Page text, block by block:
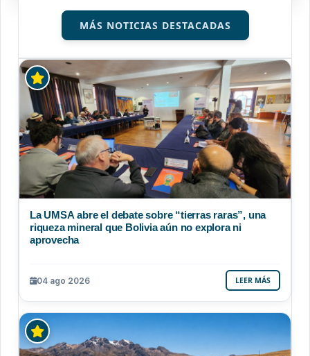
MÁS NOTICIAS DESTACADAS
La UMSA abre el debate sobre “tierras raras”, una
riqueza mineral que Bolivia aún no explora ni
aprovecha
04 ago 2026 LEER MÁS